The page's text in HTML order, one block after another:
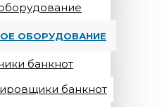
ОБОРУДОВАНИЕ
банкнот
банкнот